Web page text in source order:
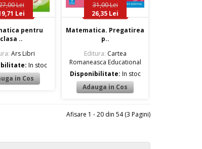
Lei
Lei
pentru
clasa ..
Ars Libri
In stoc
31,00 Lei
26,35 Lei
Matematica. Pregatirea
p..
Editura: Cartea
Romaneasca Educational
Disponibilitate: In stoc
Afisare 1 - 20 din 54 (3 Pagini)